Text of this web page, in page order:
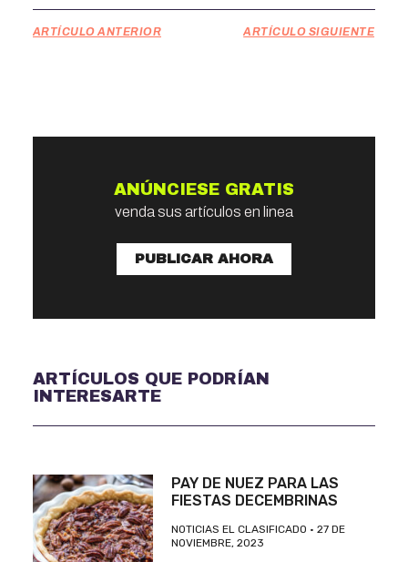
ARTÍCULO ANTERIOR ARTÍCULO SIGUIENTE
ANÚNCIESE GRATIS
venda sus artículos en linea
PUBLICAR AHORA
ARTÍCULOS QUE PODRÍAN
INTERESARTE
PAY DE NUEZ PARA LAS
FIESTAS DECEMBRINAS
NOTICIAS EL CLASIFICADO
27 DE
NOVIEMBRE, 2023